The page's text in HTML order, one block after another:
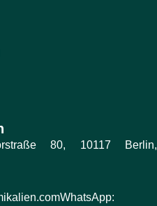
80, 10117 Berlin,
WhatsApp: